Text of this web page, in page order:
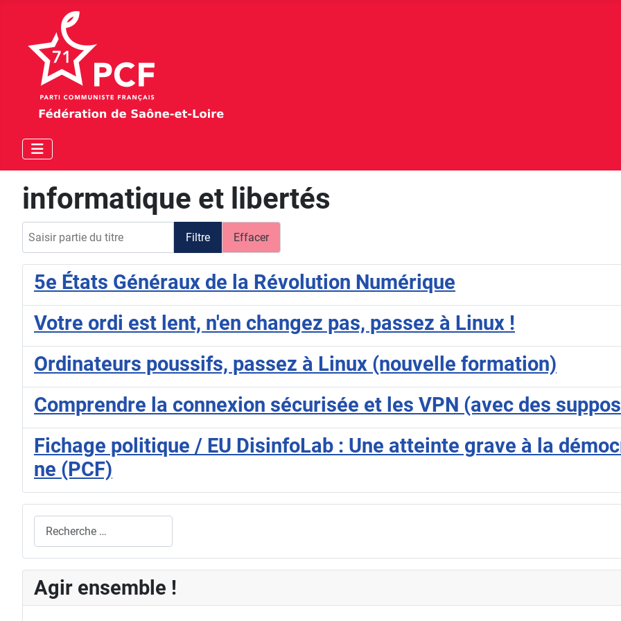
informatique et libertés
Filtre Effacer
5e États Généraux de la Révolution Numérique
Votre ordi est lent, n'en changez pas, passez à Linux !
Ordinateurs poussifs, passez à Linux (nouvelle formation)
Comprendre la connexion sécurisée et les VPN (avec des
Fichage politique / EU DisinfoLab : Une atteinte grave à la
ne (PCF)
Agir ensemble !